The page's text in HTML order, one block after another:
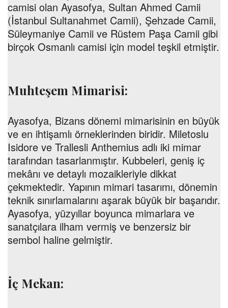
camisi olan Ayasofya, Sultan Ahmed Camii
(İstanbul Sultanahmet Camii), Şehzade Camii,
Süleymaniye Camii ve Rüstem Paşa Camii gibi
birçok Osmanlı camisi için model teşkil etmiştir.
Muhteşem Mimarisi:
Ayasofya, Bizans dönemi mimarisinin en büyük
ve en ihtişamlı örneklerinden biridir. Miletoslu
Isidore ve Trallesli Anthemius adlı iki mimar
tarafından tasarlanmıştır. Kubbeleri, geniş iç
mekânı ve detaylı mozaikleriyle dikkat
çekmektedir. Yapının mimari tasarımı, dönemin
teknik sınırlamalarını aşarak büyük bir başarıdır.
Ayasofya, yüzyıllar boyunca mimarlara ve
sanatçılara ilham vermiş ve benzersiz bir
sembol haline gelmiştir.
İç Mekan: